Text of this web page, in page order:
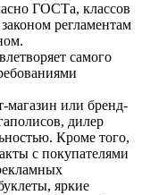
ГОСТа, классов
регламентам
самого
магазин или бренд-
дилер
Кроме того,
с покупателями
яркие